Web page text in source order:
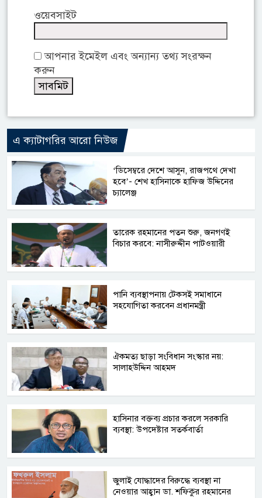
ওয়েবসাইট
আপনার ইমেইল এবং অন্যান্য তথ্য সংরক্ষন
করুন
এ ক্যাটাগরির আরো নিউজ
‘ডিসেম্বরে দেশে আসুন, রাজপথে দেখা
হবে’- শেখ হাসিনাকে হাফিজ উদ্দিনের
চ্যালেঞ্জ
তারেক রহমানের পতন শুরু, জনগণই
বিচার করবে: নাসীরুদ্দীন পাটওয়ারী
পানি ব্যবস্থাপনায় টেকসই সমাধানে
সহযোগিতা করবেন প্রধানমন্ত্রী
ঐকমত্য ছাড়া সংবিধান সংস্কার নয়:
সালাহউদ্দিন আহমদ
হাসিনার বক্তব্য প্রচার করলে সরকারি
ব্যবস্থা: উপদেষ্টার সতর্কবার্তা
জুলাই যোদ্ধাদের বিরুদ্ধে ব্যবস্থা না
নেওয়ার আহ্বান ডা. শফিকুর রহমানের